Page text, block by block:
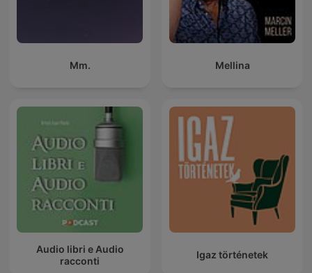
Mm. Mellina
Audio libri e Audio
racconti
Igaz történetek